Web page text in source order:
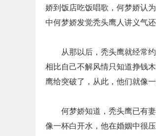
娇到饭店吃饭唱歌，何梦娇认
中何梦娇发觉秃头鹰人讲义气
从那以后，秃头鹰就经常
相比自己不解风情只知道挣钱
鹰给突破了，从此，他们就像
何梦娇知道，秃头鹰已有
像一杯白开水，他在婚姻中很压